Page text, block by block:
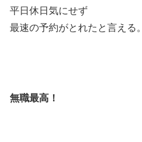
平日休日気にせず
最速の予約がとれたと言える。
無職最高！